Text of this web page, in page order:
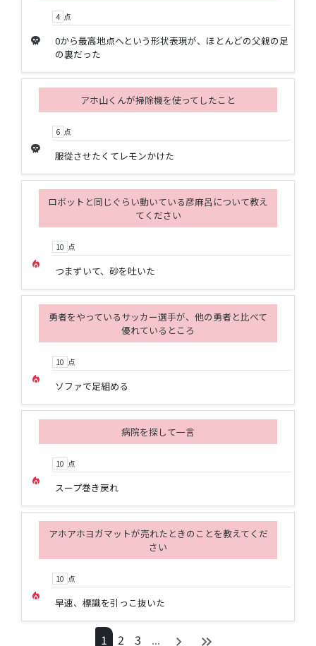
skull
4 点
0から最高地点へという形状表現が、ほとんどの父親の足
の裏だった
アホ山くんが掃除機を使ってしたこと
skull
6 点
服從させたくてレモンかけた
ロボットと同じぐらい動いている彦麻呂について教え
てください
local_fire_department
10 点
つまずいて、砂を吐いた
勇者をやっているサッカー選手が、他の勇者と比べて
優れているところ
local_fire_department
10 点
ソファで足組める
病院を探して一言
local_fire_department
10 点
スープ巻き戻れ
アホアホヨガマットが売れたときのことを教えてくだ
さい
local_fire_department
10 点
早速、標識を引っこ抜いた
1 2 3 ...